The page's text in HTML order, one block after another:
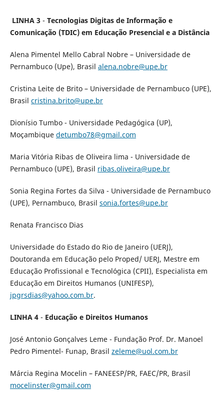
LINHA 3 - Tecnologias Digitas de Informação e
Comunicação (TDIC) em Educação Presencial e a Distância
Alena Pimentel Mello Cabral Nobre – Universidade de
Pernambuco (Upe), Brasil alena.nobre@upe.br
Cristina Leite de Brito – Universidade de Pernambuco (UPE),
Brasil cristina.brito@upe.br
Dionísio Tumbo - Universidade Pedagógica (UP),
Moçambique detumbo78@gmail.com
Maria Vitória Ribas de Oliveira lima - Universidade de
Pernambuco (UPE), Brasil ribas.oliveira@upe.br
Sonia Regina Fortes da Silva - Universidade de Pernambuco
(UPE), Pernambuco, Brasil sonia.fortes@upe.br
Renata Francisco Dias
Universidade do Estado do Rio de Janeiro (UERJ),
Doutoranda em Educação pelo Proped/ UERJ, Mestre em
Educação Profissional e Tecnológica (CPII), Especialista em
Educação em Direitos Humanos (UNIFESP),
jpgrsdias@yahoo.com.br.
LINHA 4 - Educação e Direitos Humanos
José Antonio Gonçalves Leme - Fundação Prof. Dr. Manoel
Pedro Pimentel- Funap, Brasil zeleme@uol.com.br
Márcia Regina Mocelin – FANEESP/PR, FAEC/PR, Brasil
mocelinster@gmail.com